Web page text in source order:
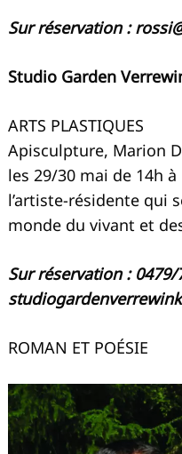
Sur réservation :
Studio Garden
ARTS PLASTIQUES
Apisculpture, Marion
les 29/30 mai de 14h
l’artiste-résidente qui
monde du vivant et
Sur réservation : 0479/
ROMAN ET POÉSIE